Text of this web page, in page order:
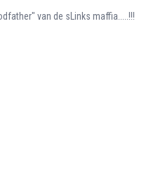
van de sLinks maffia.....!!!